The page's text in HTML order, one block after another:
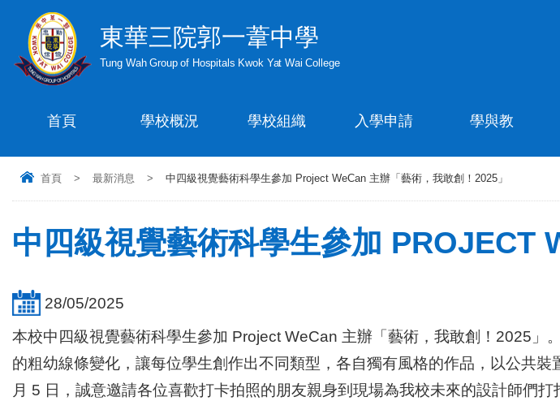
東華三院郭一葦中學
Tung Wah Group of Hospitals Kwok Yat Wai College
首頁 學校概況 學校組織 入學申請 學與教
首頁 > 最新消息 > 中四級視覺藝術科學生參加 Project WeCan 主辦「藝術，我敢創！2025」
中四級視覺藝術科學生參加 PROJECT
28/05/2025
本校中四級視覺藝術科學生參加 Project WeCan 主辦「藝術，我敢創！2025
的粗幼線條變化，讓每位學生創作出不同類型，各自獨有風格的作品，以公共
月 5 日，誠意邀請各位喜歡打卡拍照的朋友親身到現場為我校未來的設計師們打